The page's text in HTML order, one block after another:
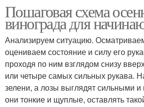
Пошаговая схема
винограда для
Анализируем ситуацию.
оцениваем состояние и силу его
проходя по ним взглядом снизу
или четыре самых сильных рукава.
зелени, а лозы выглядят сильными
они тонкие и щуплые, оставлять